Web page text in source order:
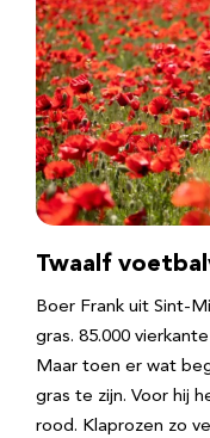
Twaalf
Boer Frank uit Sint-
gras. 85.000
Maar toen er wat
gras te zijn. Voor hij
rood. Klaprozen zo